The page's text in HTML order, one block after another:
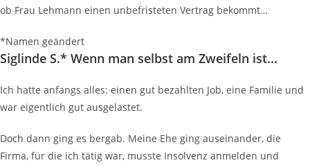
ob Frau Lehmann einen unbefristeten Vertrag bekommt…
*Namen geändert
Siglinde S.* Wenn man selbst am Zweifeln ist...
Ich hatte anfangs alles: einen gut bezahlten Job, eine Familie und
war eigentlich gut ausgelastet.
Doch dann ging es bergab. Meine Ehe ging auseinander, die
Firma, für die ich tätig war, musste Insolvenz anmelden und